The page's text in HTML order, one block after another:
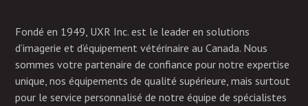
Fondé en 1949, UXR Inc. est le leader en solutions
d’imagerie et d’équipement vétérinaire au Canada. Nous
sommes votre partenaire de confiance pour notre expertise
unique, nos équipements de qualité supérieure, mais surtout
pour le service personnalisé de notre équipe de spécialistes